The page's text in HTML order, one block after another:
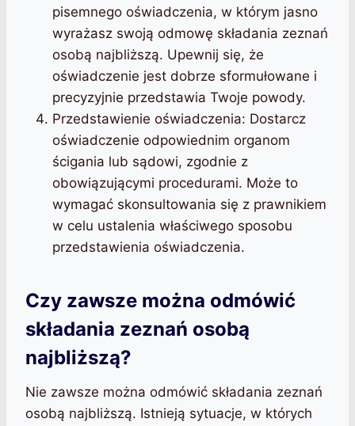
pisemnego oświadczenia, w którym jasno
wyrażasz swoją odmowę składania zeznań
osobą najbliższą. Upewnij się, że
oświadczenie jest dobrze sformułowane i
precyzyjnie przedstawia Twoje powody.
Przedstawienie oświadczenia: Dostarcz
oświadczenie odpowiednim organom
ścigania lub sądowi, zgodnie z
obowiązującymi procedurami. Może to
wymagać skonsultowania się z prawnikiem
w celu ustalenia właściwego sposobu
przedstawienia oświadczenia.
Czy zawsze można odmówić
składania zeznań osobą
najbliższą?
Nie zawsze można odmówić składania zeznań
osobą najbliższą. Istnieją sytuacje, w których